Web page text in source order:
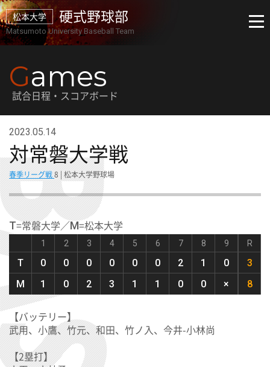
松本大学 硬式野球部
Matsumoto University Baseball Team
Games
試合日程・スコアボード
2023.05.14
対常磐大学戦
春季リーグ戦8 | 松本大学野球場
T=常磐大学／M=松本大学
T
M
1
0
1
2
0
0
3
0
2
4
0
3
5
0
1
6
0
1
7
2
0
8
1
0
9
0
×
R
3
8
【バッテリー】
武用、小鷹、竹元、和田、竹ノ入、今井-小林尚
【2塁打】